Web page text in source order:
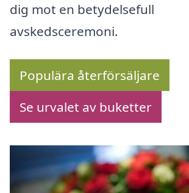
dig mot en betydelsefull
avskedsceremoni.
Populära återförsäljare
Se urvalet av buketter